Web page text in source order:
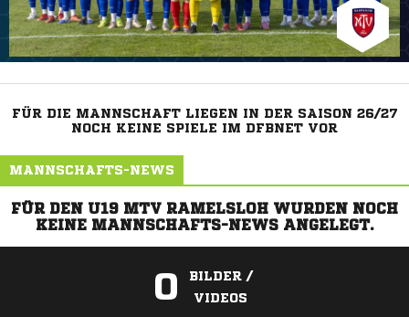
FÜR DIE MANNSCHAFT LIEGEN IN DER SAISON 26/27
NOCH KEINE SPIELE IM DFBNET VOR
MANNSCHAFTS-NEWS
FÜR DEN U19 MTV RAMELSLOH WURDEN NOCH
KEINE MANNSCHAFTS-NEWS ANGELEGT.
0
BILDER /
VIDEOS